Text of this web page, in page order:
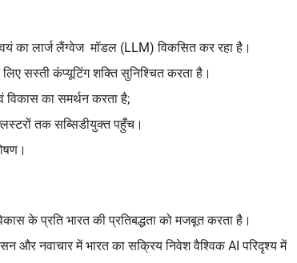
का लार्ज लैंग्वेज मॉडल (LLM) विकसित कर रहा है।
लिए सस्ती कंप्यूटिंग शक्ति सुनिश्चित करता है।
विकास का समर्थन करता है;
तक सब्सिडीयुक्त पहुँच।
के प्रति भारत की प्रतिबद्धता को मजबूत करता है।
और नवाचार में भारत का सक्रिय निवेश वैश्विक AI परिदृश्य में